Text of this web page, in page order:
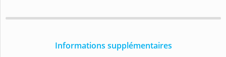
Informations supplémentaires